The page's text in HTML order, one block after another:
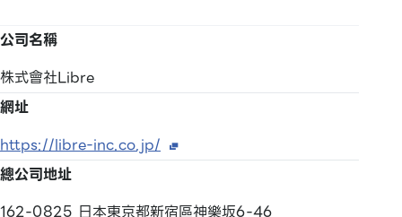
公司名稱
株式會社Libre
網址
https://libre-inc.co.jp/
總公司地址
162-0825 日本東京都新宿區神樂坂6-46